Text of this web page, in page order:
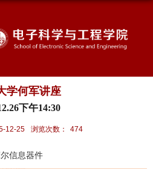
学何军讲座
下午14:30
12-25 浏览次数： 474
信息器件